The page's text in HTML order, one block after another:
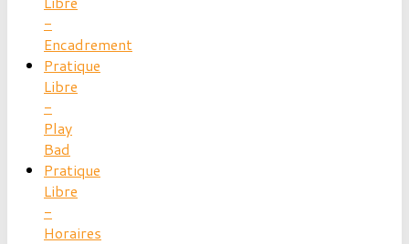
-
Encadrement
Pratique
Libre
-
Play
Bad
Pratique
Libre
-
Horaires